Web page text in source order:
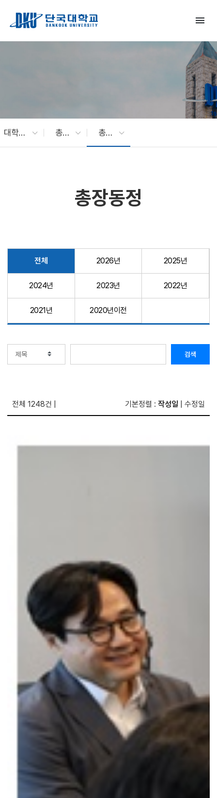
menu
대학소개 총장 소개 총장동정
총장동정
전체 2026년 2025년
2024년 2023년 2022년
2021년 2020년이전
검색
전체 1248건 기본정렬 : 작성일 수정일